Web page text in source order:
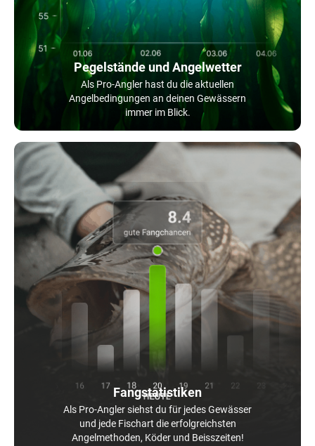
Pegelstände und Angelwetter
Als Pro-Angler hast du die aktuellen
Angelbedingungen an deinen Gewässern
immer im Blick.
Fangstatistiken
Als Pro-Angler siehst du für jedes Gewässer
und jede Fischart die erfolgreichsten
Angelmethoden, Köder und Beisszeiten!